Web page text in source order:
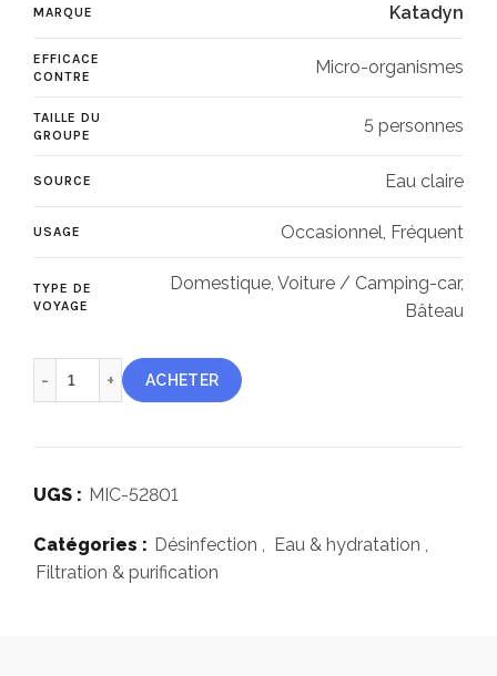
MARQUE Katadyn
EFFICACE
CONTRE
Micro-organismes
TAILLE DU
GROUPE
5 personnes
SOURCE Eau claire
USAGE Occasionnel, Fréquent
TYPE DE
VOYAGE
Domestique, Voiture / Camping-car,
Bâteau
quantité de Katadyn Micropur Classic MCF-10000P
ACHETER
UGS : MIC-52801
Catégories : Désinfection , Eau & hydratation ,
Filtration & purification